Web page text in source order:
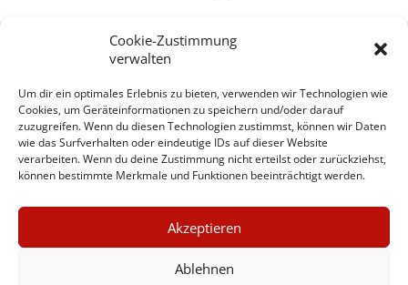
Cookie-Zustimmung
verwalten
Um dir ein optimales Erlebnis zu bieten, verwenden wir Technologien wie
Cookies, um Geräteinformationen zu speichern und/oder darauf
zuzugreifen. Wenn du diesen Technologien zustimmst, können wir Daten
wie das Surfverhalten oder eindeutige IDs auf dieser Website
verarbeiten. Wenn du deine Zustimmung nicht erteilst oder zurückziehst,
können bestimmte Merkmale und Funktionen beeinträchtigt werden.
Akzeptieren
Ablehnen
Mehr
© Copyright Hintergrund.de, 2015 - 2026
Zum Newsletter jetzt kostenlos
anmelden
erscheint ca. alle 4 Wochen
×